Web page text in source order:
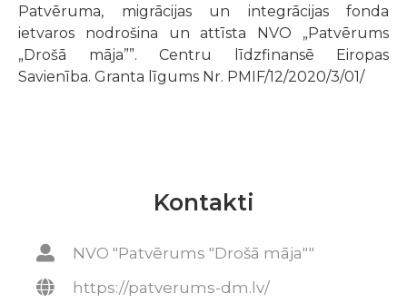
Patvēruma, migrācijas un integrācijas fonda
ietvaros nodrošina un attīsta NVO „Patvērums
„Drošā māja””. Centru līdzfinansē Eiropas
Savienība. Granta līgums Nr. PMIF/12/2020/3/01/
Kontakti
NVO "Patvērums "Drošā māja""
https://patverums-dm.lv/